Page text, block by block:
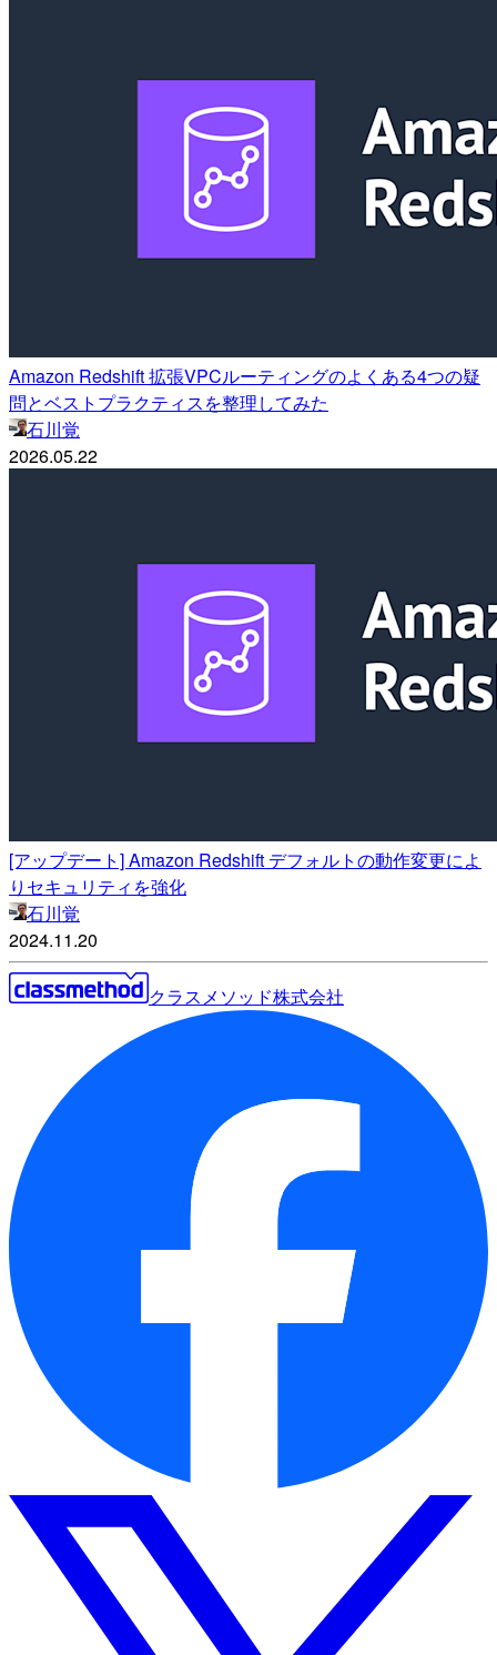
Amazon Redshift 拡張VPCルーティングのよくある4つの疑
問とベストプラクティスを整理してみた
石川覚
2026.05.22
[アップデート] Amazon Redshift デフォルトの動作変更によ
りセキュリティを強化
石川覚
2024.11.20
クラスメソッド株式会社